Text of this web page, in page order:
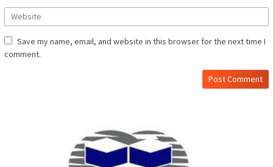
Save my name, email, and website in this browser for the next time I
comment.